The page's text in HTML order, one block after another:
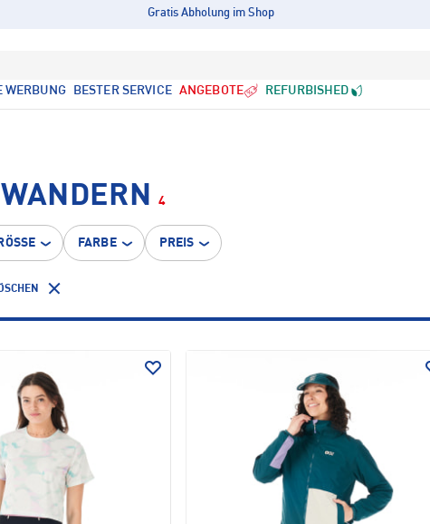
Gratis Abholung im Shop
WERBUNG BESTER SERVICE ANGEBOTE REFURBISHED
4
FARBE PREIS